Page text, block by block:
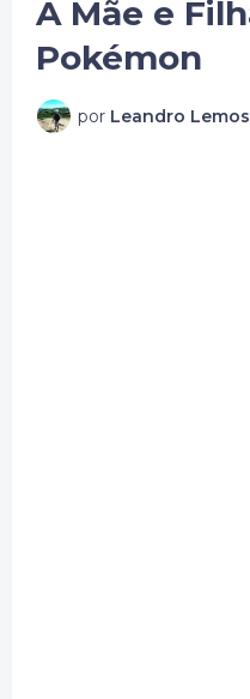
A Mãe e
Pokémon
por Leandro Lemos